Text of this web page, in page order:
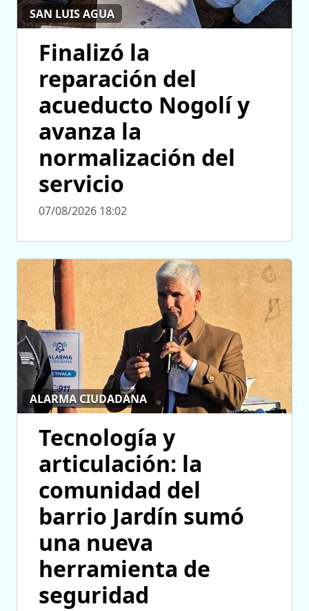
SAN LUIS AGUA
Finalizó la
reparación del
acueducto Nogolí y
avanza la
normalización del
servicio
07/08/2026 18:02
ALARMA CIUDADANA
Tecnología y
articulación: la
comunidad del
barrio Jardín sumó
una nueva
herramienta de
seguridad